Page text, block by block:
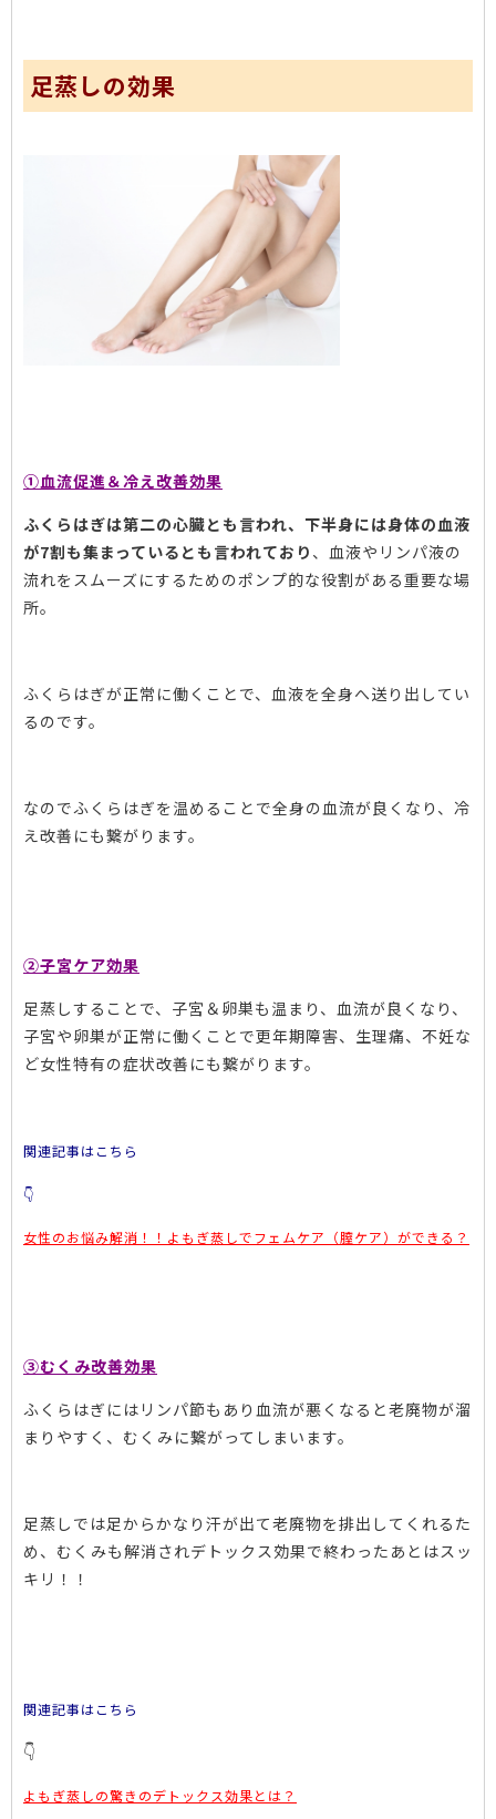
足蒸しの効果
①血流促進＆冷え改善効果
ふくらはぎは第二の心臓とも言われ、下半身には身体の血液
が7割も集まっているとも言われており 、血液やリンパ液の
流れをスムーズにするためのポンプ的な役割がある重要な場
所。
ふくらはぎが正常に働くことで、血液を全身へ送り出してい
るのです。
なのでふくらはぎを温めることで全身の血流が良くなり、冷
え改善にも繋がります。
②子宮ケア効果
足蒸しすることで、子宮＆卵巣も温まり、血流が良くなり、
子宮や卵巣が正常に働くことで更年期障害、生理痛、不妊な
ど女性特有の症状改善にも繋がります。
関連記事はこちら
👇
女性のお悩み解消！！よもぎ蒸しでフェムケア（膣ケア）ができる？
③むくみ改善効果
ふくらはぎにはリンパ節もあり血流が悪くなると老廃物が溜
まりやすく、むくみに繋がってしまいます。
足蒸しでは足からかなり汗が出て老廃物を排出してくれるた
め、むくみも解消されデトックス効果で終わったあとはスッ
キリ！！
関連記事はこちら
👇
よもぎ蒸しの驚きのデトックス効果とは？